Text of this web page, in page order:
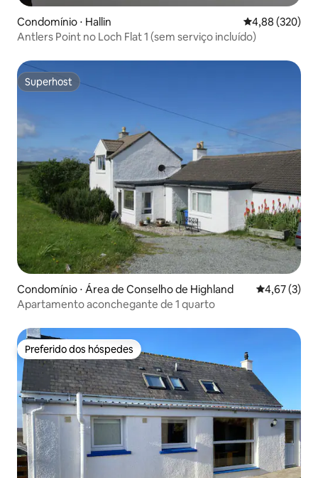
Condomínio ⋅ Hallin 4,88 de uma
4,88 (320)
Antlers Point no Loch Flat 1 (sem serviço incluído)
Superhost
Superhost
Condomínio ⋅ Área de Conselho de Highland 4,67 de
4,67 (3)
Apartamento aconchegante de 1 quarto
Preferido dos hóspedes
Preferido dos hóspedes